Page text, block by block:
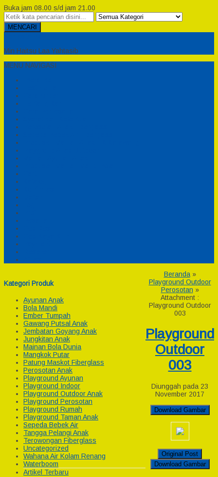
Buka jam 08.00 s/d jam 21.00
MENCARI
Min Haitsu Laa Yahtasib
MENU NAVIGASI
Kategori Produk
Ayunan Anak
Bola Mandi
Ember Tumpah
Gawang Putsal Anak
Jembatan Goyang Anak
Jungkitan Anak
Mainan Bola Dunia
Mangkok Putar
Patung Maskot Fiberglass
Perosotan Anak
Playground Ayunan
Playground Indoor
Playground Outdoor Anak
Playground Perosotan
Playground Rumah
Playground Taman Anak
Sepeda Bebek Air
Tangga Pelangi Anak
Terowongan Fiberglass
Uncategorized
Wahana Air Kolam Renang
Waterboom
Artikel Terbaru
Beranda»
Playground Outdoor
Perosotan »
Attachment :
Playground Outdoor
003
Playground
Outdoor
003
Diunggah pada 23
November 2017
Download Gambar
Original Post
Download Gambar